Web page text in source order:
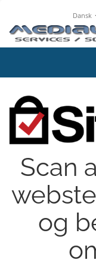
Dansk
Scan
og